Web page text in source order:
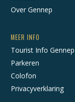
Over Gennep
MEER INFO
Tourist Info Gennep
Parkeren
Colofon
Privacyverklaring